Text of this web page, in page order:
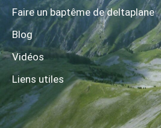
Faire un baptême de deltaplane
Blog
Vidéos
Liens utiles